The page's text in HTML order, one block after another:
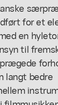
for et
en
til
langt bedre